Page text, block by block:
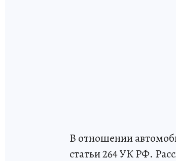
В отношении
статьи 264 УК РФ.